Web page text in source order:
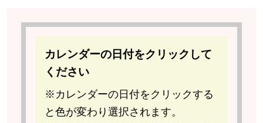
カレンダーの日付をクリックして
ください
※カレンダーの日付をクリックする
と色が変わり選択されます。